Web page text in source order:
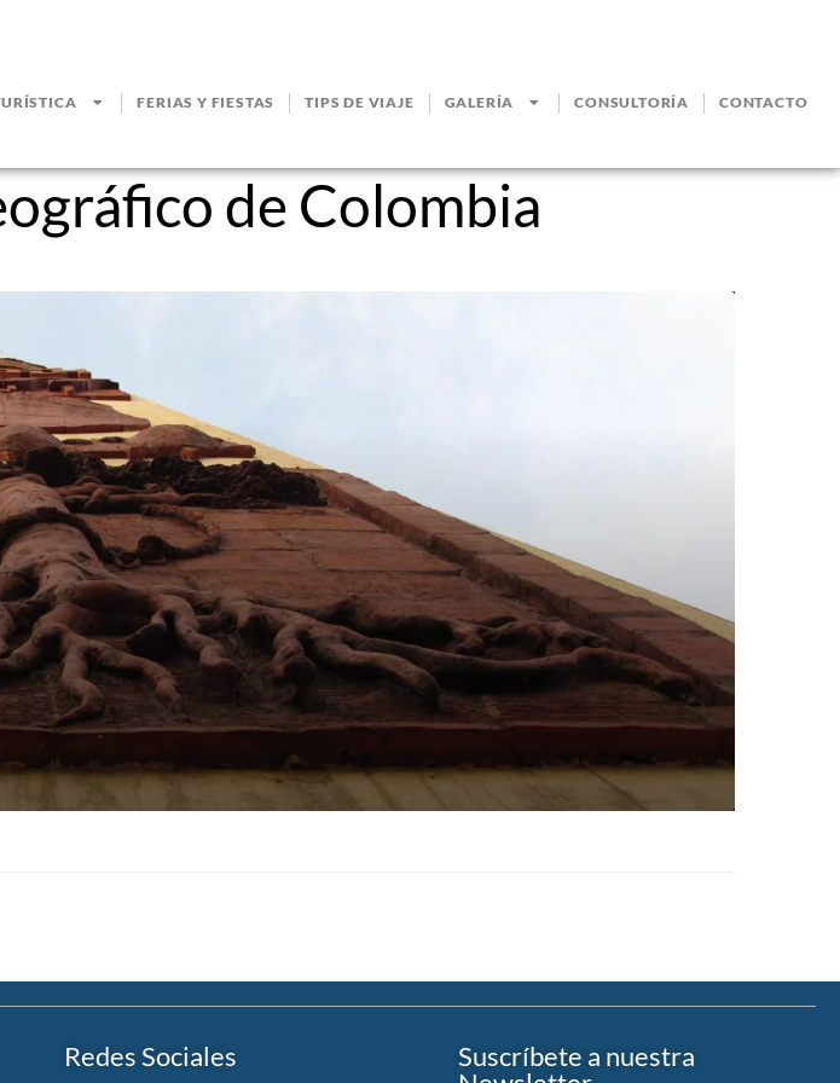
FERIAS Y FIESTAS TIPS DE VIAJE GALERÍA CONSULTORÍA CONTACTO
de Colombia
Redes Sociales
Suscríbete a nuestra